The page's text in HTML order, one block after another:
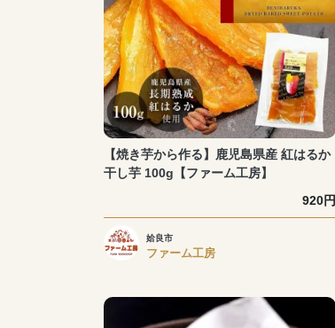
【焼き芋から作る】鹿児島県産 紅はるか
干し芋 100g【ファーム工房】
920円
姶良市
ファーム工房